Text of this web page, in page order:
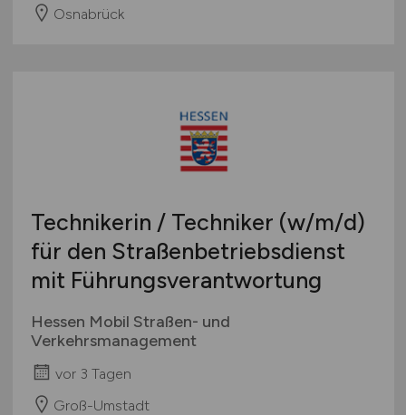
Osnabrück
Technikerin / Techniker (w/m/d)
für den Straßenbetriebsdienst
mit Führungsverantwortung
Hessen Mobil Straßen- und
Verkehrsmanagement
vor 3 Tagen
Groß-Umstadt